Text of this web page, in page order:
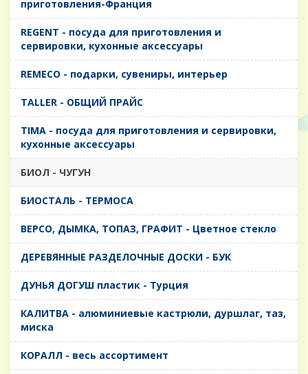
приготовления-Франция
REGENT - посуда для приготовления и
сервировки, кухонные аксессуары
REMECO - подарки, сувениры, интерьер
TALLER - ОБЩИЙ ПРАЙС
TIMA - посуда для приготовления и сервировки,
кухонные аксессуары
БИОЛ - ЧУГУН
БИОСТАЛЬ - ТЕРМОСА
ВЕРСО, ДЫМКА, ТОПАЗ, ГРАФИТ - Цветное стекло
ДЕРЕВЯННЫЕ РАЗДЕЛОЧНЫЕ ДОСКИ - БУК
ДУНЬЯ ДОГУШ пластик - Турция
КАЛИТВА - алюминиевые кастрюли, дуршлаг, таз,
миска
КОРАЛЛ - весь ассортимент